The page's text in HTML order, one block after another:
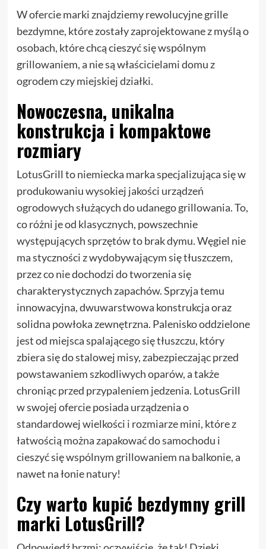
W ofercie marki znajdziemy rewolucyjne grille
bezdymne, które zostały zaprojektowane z myślą o
osobach, które chcą cieszyć się wspólnym
grillowaniem, a nie są właścicielami domu z
ogrodem czy miejskiej działki.
Nowoczesna, unikalna
konstrukcja i kompaktowe
rozmiary
LotusGrill to niemiecka marka specjalizująca się w
produkowaniu wysokiej jakości urządzeń
ogrodowych służących do udanego grillowania. To,
co różni je od klasycznych, powszechnie
występujących sprzętów to brak dymu. Węgiel nie
ma styczności z wydobywającym się tłuszczem,
przez co nie dochodzi do tworzenia się
charakterystycznych zapachów. Sprzyja temu
innowacyjna, dwuwarstwowa konstrukcja oraz
solidna powłoka zewnętrzna. Palenisko oddzielone
jest od miejsca spalającego się tłuszczu, który
zbiera się do stalowej misy, zabezpieczając przed
powstawaniem szkodliwych oparów, a także
chroniąc przed przypaleniem jedzenia. LotusGrill
w swojej ofercie posiada urządzenia o
standardowej wielkości i rozmiarze mini, które z
łatwością można zapakować do samochodu i
cieszyć się wspólnym grillowaniem na balkonie, a
nawet na łonie natury!
Czy warto kupić bezdymny grill
marki LotusGrill?